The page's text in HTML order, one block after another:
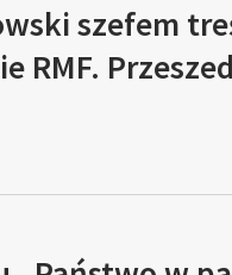
szefem
RMF.